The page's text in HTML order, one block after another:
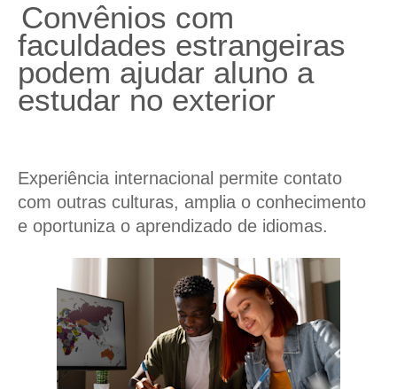
Convênios com
faculdades estrangeiras
podem ajudar aluno a
estudar no exterior
Experiência internacional permite contato
com outras culturas, amplia o conhecimento
e oportuniza o aprendizado de idiomas.